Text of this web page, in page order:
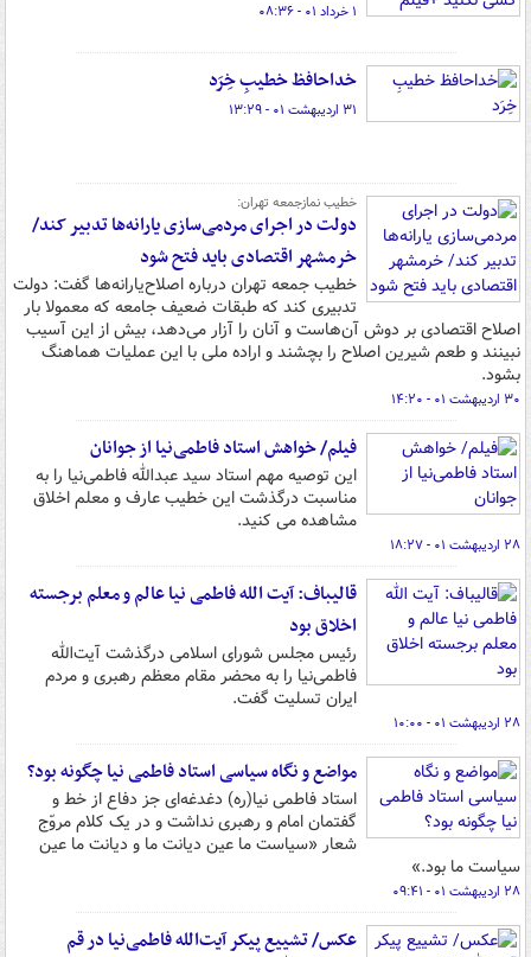
۱ خرداد ۰۱ - ۰۸:۳۶
خداحافظ خطیبِ خِرَد
۳۱ اردیبهشت ۰۱ - ۱۳:۲۹
خطیب نمازجمعه تهران:
دولت در اجرای مردمی‌سازی یارانه‌ها تدبیر کند/
خرمشهر اقتصادی باید فتح شود
خطیب جمعه تهران درباره اصلاح‌یارانه‌ها گفت: دولت
تدبیری کند که طبقات ضعیف جامعه که معمولا بار
اصلاح اقتصادی بر دوش آن‌هاست و آنان را آزار می‌دهد، بیش از این آسیب
نبینند و طعم شیرین اصلاح را بچشند و اراده ملی با این عملیات هماهنگ
بشود.
۳۰ اردیبهشت ۰۱ - ۱۴:۲۰
فیلم/ خواهش استاد فاطمی‌نیا از جوانان
این توصیه مهم استاد سید عبدالله فاطمی‌نیا را به
مناسبت درگذشت این خطیب عارف و معلم اخلاق
مشاهده می کنید.
۲۸ اردیبهشت ۰۱ - ۱۸:۲۷
قالیباف: آیت الله فاطمی نیا عالم و معلم برجسته
اخلاق بود
رئیس مجلس شورای اسلامی درگذشت آیت‌الله
فاطمی‌نیا را به محضر مقام معظم رهبری و مردم
ایران تسلیت گفت.
۲۸ اردیبهشت ۰۱ - ۱۰:۰۰
مواضع و نگاه سیاسی استاد فاطمی نیا چگونه بود؟
استاد فاطمی نیا(ره) دغدغه‌ای جز دفاع از خط و
گفتمان امام و رهبری نداشت و در یک کلام مروّج
شعار «سیاست ما عین دیانت ما و دیانت ما عین
سیاست ما بود.»
۲۸ اردیبهشت ۰۱ - ۰۹:۴۱
عکس/ تشییع پیکر آیت‌الله فاطمی‌نیا در قم